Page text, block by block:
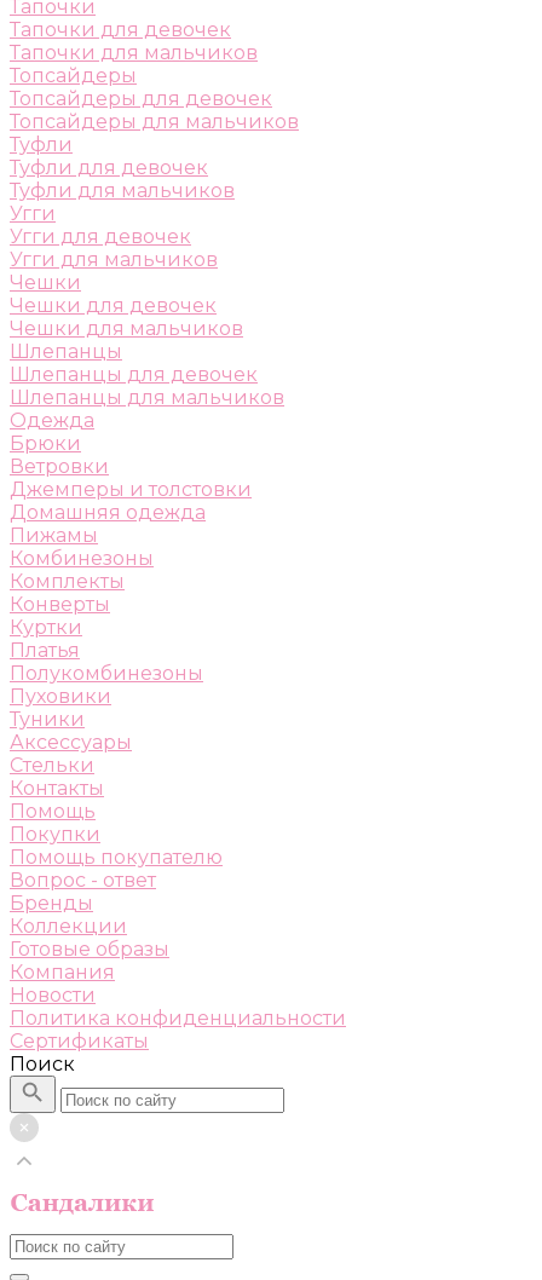
Тапочки
Тапочки для девочек
Тапочки для мальчиков
Топсайдеры
Топсайдеры для девочек
Топсайдеры для мальчиков
Туфли
Туфли для девочек
Туфли для мальчиков
Угги
Угги для девочек
Угги для мальчиков
Чешки
Чешки для девочек
Чешки для мальчиков
Шлепанцы
Шлепанцы для девочек
Шлепанцы для мальчиков
Одежда
Брюки
Ветровки
Джемперы и толстовки
Домашняя одежда
Пижамы
Комбинезоны
Комплекты
Конверты
Куртки
Платья
Полукомбинезоны
Пуховики
Туники
Аксессуары
Стельки
Контакты
Помощь
Покупки
Помощь покупателю
Вопрос - ответ
Бренды
Коллекции
Готовые образы
Компания
Новости
Политика конфиденциальности
Сертификаты
Поиск